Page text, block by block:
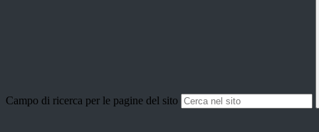
Campo di ricerca per le pagine del sito